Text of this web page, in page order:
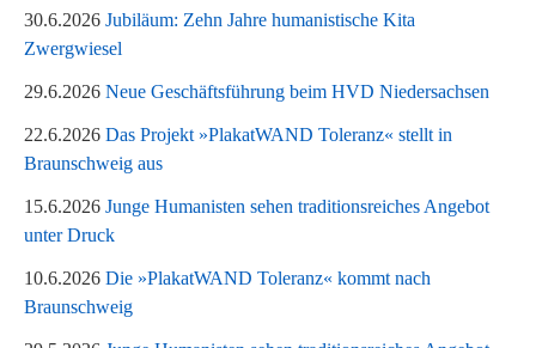
30.6.2026 Jubiläum: Zehn Jahre humanistische Kita
Zwergwiesel
29.6.2026 Neue Geschäftsführung beim HVD Niedersachsen
22.6.2026 Das Projekt »PlakatWAND Toleranz« stellt in
Braunschweig aus
15.6.2026 Junge Humanisten sehen traditionsreiches Angebot
unter Druck
10.6.2026 Die »PlakatWAND Toleranz« kommt nach
Braunschweig